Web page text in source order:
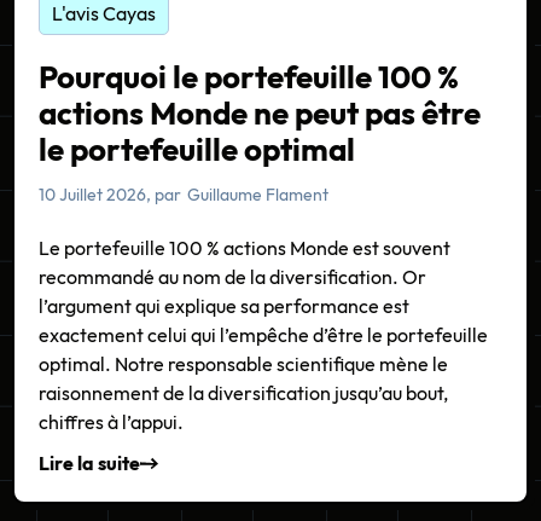
L'avis Cayas
Pourquoi le portefeuille 100 %
actions Monde ne peut pas être
le portefeuille optimal
10 Juillet 2026, par Guillaume Flament
Le portefeuille 100 % actions Monde est souvent
recommandé au nom de la diversification. Or
l’argument qui explique sa performance est
exactement celui qui l’empêche d’être le portefeuille
optimal. Notre responsable scientifique mène le
raisonnement de la diversification jusqu’au bout,
chiffres à l’appui.
Lire la suite